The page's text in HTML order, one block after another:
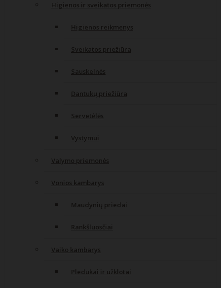
Higienos ir sveikatos priemonės
Higienos reikmenys
Sveikatos priežiūra
Sauskelnės
Dantukų priežiūra
Servetėlės
Vystymui
Valymo priemonės
Vonios kambarys
Maudynių priedai
Rankšluosčiai
Vaiko kambarys
Pledukai ir užklotai